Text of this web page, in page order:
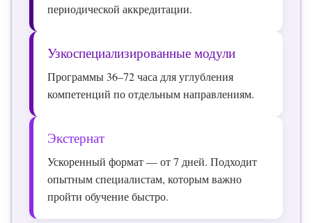
периодической аккредитации.
Узкоспециализированные модули
Программы 36–72 часа для углубления
компетенций по отдельным направлениям.
Экстернат
Ускоренный формат — от 7 дней. Подходит
опытным специалистам, которым важно
пройти обучение быстро.